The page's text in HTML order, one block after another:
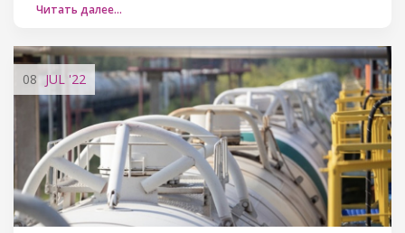
Читать далее…
08 JUL '22